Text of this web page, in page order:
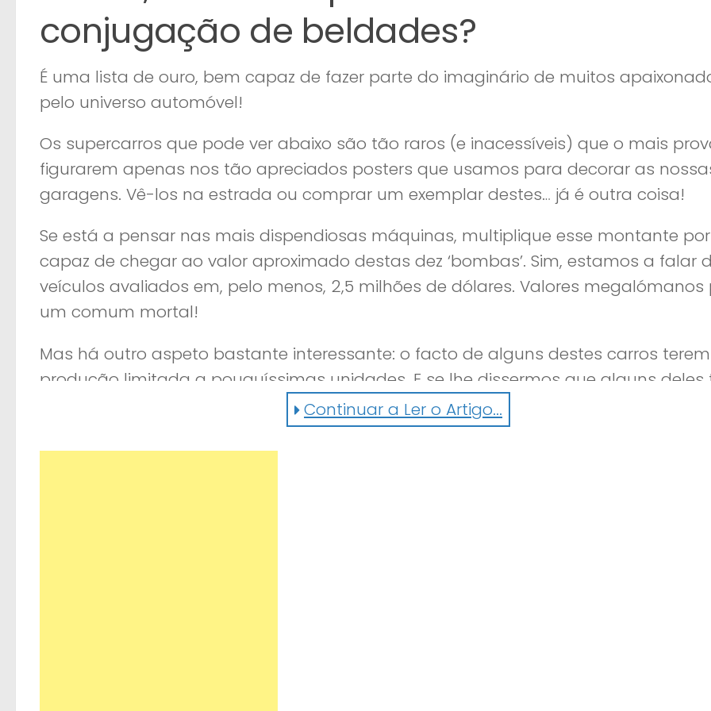
conjugação de beldades?
É uma lista de ouro, bem capaz de fazer parte do imaginário de muitos
pelo universo automóvel!
Os supercarros que pode ver abaixo são tão raros (e inacessíveis) que o mais
figurarem apenas nos tão apreciados posters que usamos para decorar as
garagens. Vê-los na estrada ou comprar um exemplar destes… já é outra coisa!
Se está a pensar nas mais dispendiosas máquinas, multiplique esse montante
capaz de chegar ao valor aproximado destas dez ‘bombas’. Sim, estamos a falar
veículos avaliados em, pelo menos, 2,5 milhões de dólares. Valores megalómanos
um comum mortal!
Mas há outro aspeto bastante interessante: o facto de alguns destes carros
produção limitada a pouquíssimas unidades. E se lhe dissermos que alguns deles
apenas um ou dois exemplares? Haja exclusividade!
A abrir esta coleção de luxo está o Lamborghini Sesto Elemento, com motor 5.2 L
Continuar a Ler o Artigo...